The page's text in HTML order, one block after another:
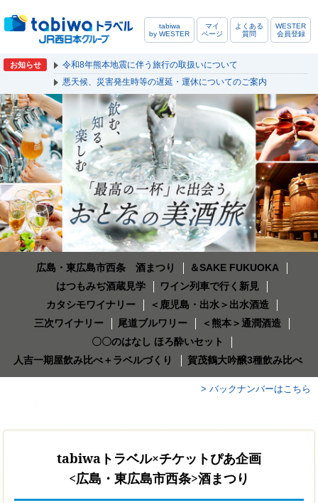
tabiwa
by WESTER
マイ
ページ
よくある
質問
WESTER
会員登録
お知らせ
令和8年熊本地震に伴う旅行の取扱いについて
悪天候、災害発生時等の遅延・運休についてのご案内
広島・東広島市西条 酒まつり
＆SAKE FUKUOKA
はつもみぢ酒蔵見学
ワイン列車で行く新見
カタシモワイナリー
＜鹿児島・出水＞出水酒造
三次ワイナリー
尾道ブルワリー
＜熊本＞通潤酒造
〇〇のはなし ほろ酔いセット
人吉一期屋飲み比べ＋ラベルづくり
賀茂鶴大吟醸3種飲み比べ
> バックナンバーはこちら
tabiwaトラベル×チケットぴあ企画
<広島・東広島市西条>酒まつり